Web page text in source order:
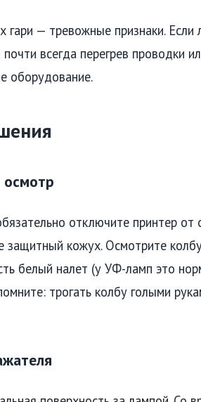
гари — тревожные признаки.
всегда перегрев проводки
оборудование.
отключите принтер
защитный кожух. Осмотрите
белый налет (у УФ-ламп это
трогать колбу голыми